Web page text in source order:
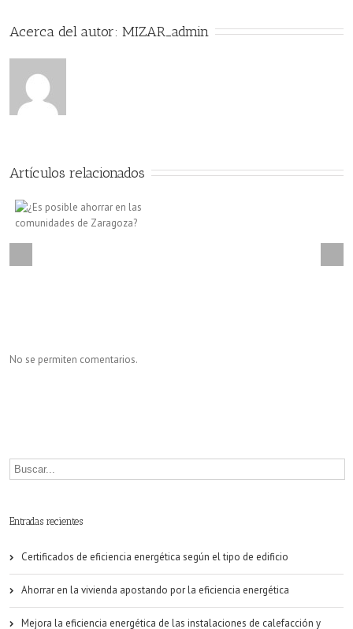
Acerca del autor: MIZAR_admin
Artículos relacionados
No se permiten comentarios.
Entradas recientes
Certificados de eficiencia energética según el tipo de edificio
Ahorrar en la vivienda apostando por la eficiencia energética
Mejora la eficiencia energética de las instalaciones de calefacción y